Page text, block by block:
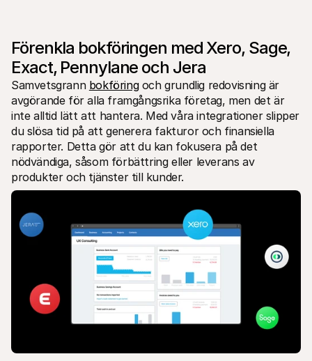
Förenkla bokföringen med Xero, Sage,
Exact, Pennylane och Jera
Samvetsgrann bokföring och grundlig redovisning är
avgörande för alla framgångsrika företag, men det är
inte alltid lätt att hantera. Med våra integrationer slipper
du slösa tid på att generera fakturor och finansiella
rapporter. Detta gör att du kan fokusera på det
nödvändiga, såsom förbättring eller leverans av
produkter och tjänster till kunder.